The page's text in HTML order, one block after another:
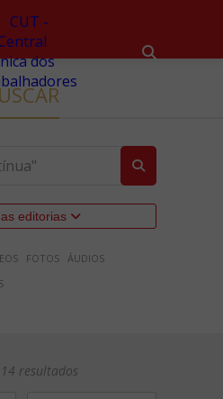
editorias
FOTOS ÁUDIOS
resultados